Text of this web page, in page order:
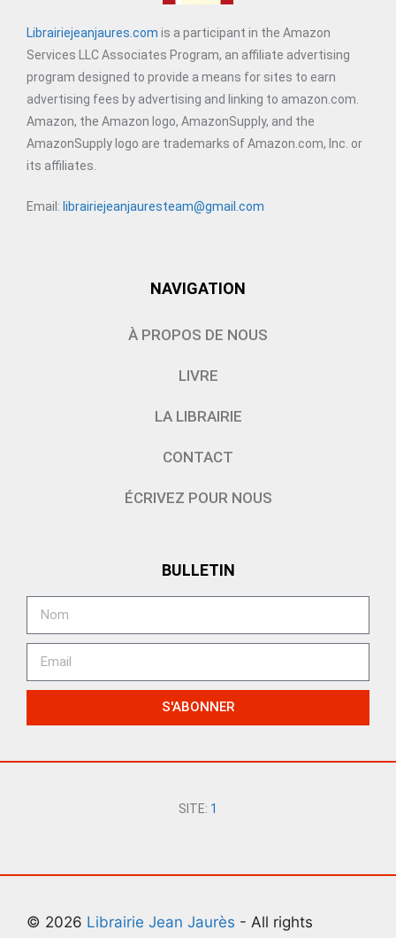
Librairiejeanjaures.com is a participant in the Amazon
Services LLC Associates Program, an affiliate advertising
program designed to provide a means for sites to earn
advertising fees by advertising and linking to amazon.com.
Amazon, the Amazon logo, AmazonSupply, and the
AmazonSupply logo are trademarks of Amazon.com, Inc. or
its affiliates.
Email: librairiejeanjauresteam@gmail.com
NAVIGATION
À PROPOS DE NOUS
LIVRE
LA LIBRAIRIE
CONTACT
ÉCRIVEZ POUR NOUS
BULLETIN
S'ABONNER
SITE: 1
© 2026 Librairie Jean Jaurès - All rights